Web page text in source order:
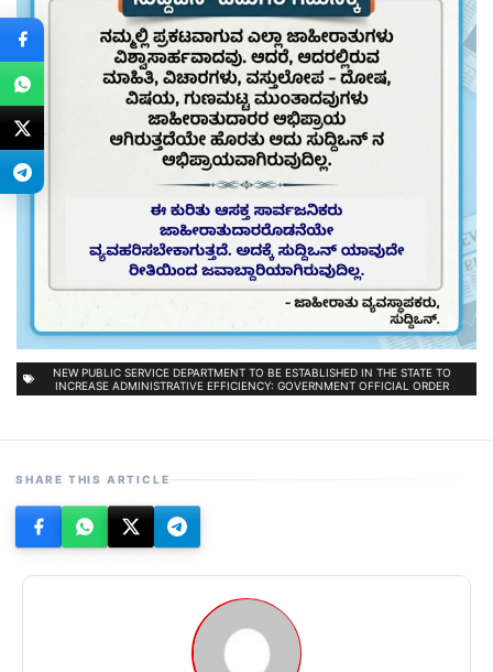
NEW PUBLIC SERVICE DEPARTMENT TO BE ESTABLISHED IN THE STATE TO
INCREASE ADMINISTRATIVE EFFICIENCY: GOVERNMENT OFFICIAL ORDER
SHARE THIS ARTICLE